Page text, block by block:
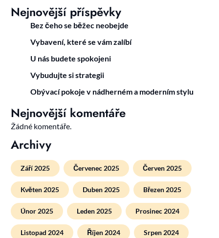
Nejnovější příspěvky
Bez čeho se běžec neobejde
Vybavení, které se vám zalíbí
U nás budete spokojeni
Vybudujte si strategii
Obývací pokoje v nádherném a moderním stylu
Nejnovější komentáře
Žádné komentáře.
Archivy
Září 2025 Červenec 2025 Červen 2025
Květen 2025 Duben 2025 Březen 2025
Únor 2025 Leden 2025 Prosinec 2024
Listopad 2024 Říjen 2024 Srpen 2024